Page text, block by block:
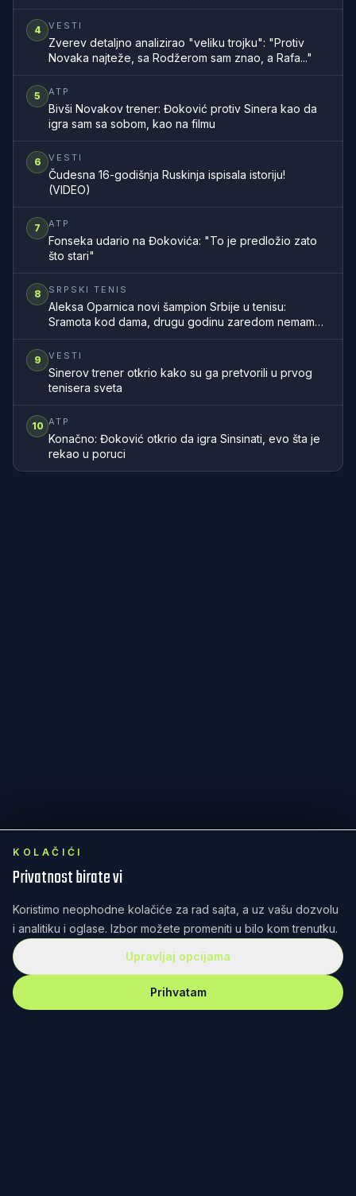
4 VESTI
Zverev detaljno analizirao "veliku trojku": "Protiv
Novaka najteže, sa Rodžerom sam znao, a Rafa..."
5 ATP
Bivši Novakov trener: Đoković protiv Sinera kao da
igra sam sa sobom, kao na filmu
6 VESTI
Čudesna 16-godišnja Ruskinja ispisala istoriju!
(VIDEO)
7 ATP
Fonseka udario na Đokovića: "To je predložio zato
što stari"
8 SRPSKI TENIS
Aleksa Oparnica novi šampion Srbije u tenisu:
Sramota kod dama, drugu godinu zaredom nemamo
9 VESTI
Sinerov trener otkrio kako su ga pretvorili u prvog
tenisera sveta
10 ATP
Konačno: Đoković otkrio da igra Sinsinati, evo šta je
rekao u poruci
KOLAČIĆI
Privatnost birate vi
Koristimo neophodne kolačiće za rad sajta, a uz vašu dozvolu
i analitiku i oglase. Izbor možete promeniti u bilo kom trenutku.
Upravljaj opcijama
Prihvatam